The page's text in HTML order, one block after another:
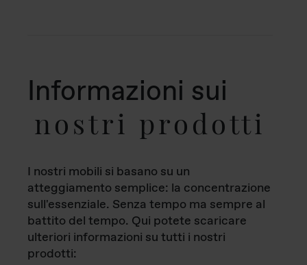
Informazioni sui
nostri prodotti
I nostri mobili si basano su un
atteggiamento semplice: la concentrazione
sull'essenziale. Senza tempo ma sempre al
battito del tempo. Qui potete scaricare
ulteriori informazioni su tutti i nostri
prodotti: